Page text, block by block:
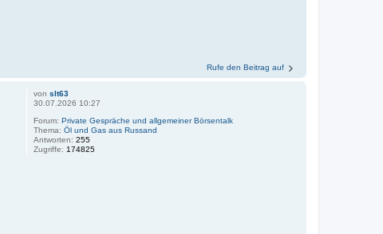
Rufe den Beitrag auf
vonslt63
30.07.2026 10:27
Forum:Private Gespräche und allgemeiner Börsentalk
Thema:Öl und Gas aus Russand
Antworten:255
Zugriffe: 174825